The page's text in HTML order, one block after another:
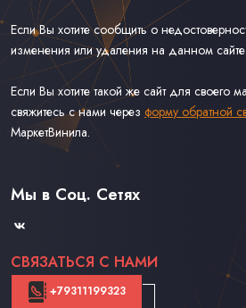
Если Вы хотите сообщить о
изменения или удаления на данном
Если Вы хотите такой же сайт для своего
свяжитесь с нами через форму обратной
МаркетВинила.
Каталог Винила, CD и Кассет
Доставка и Оплата
Мы в Соц. Сетях
СВЯЗАТЬСЯ С НАМИ
+79311199323